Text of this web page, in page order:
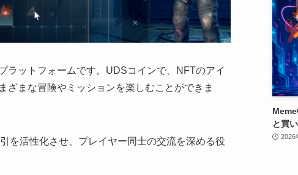
ラットフォームです。UDSコインで、NFTのアイ
ざまな冒険やミッションを楽しむことができま
を活性化させ、プレイヤー同士の交流を深める役
と買
2026